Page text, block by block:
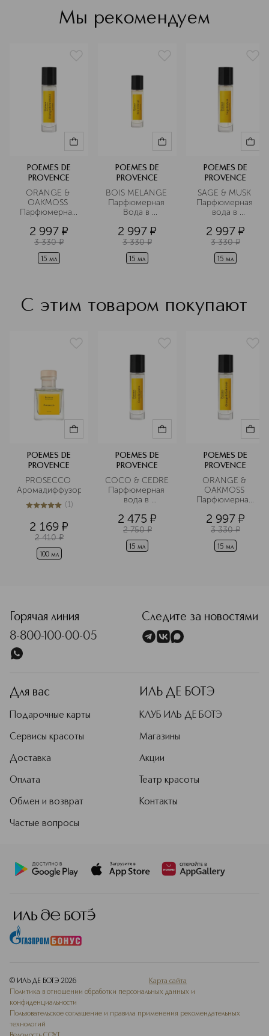
стихи о любви.
Мы рекомендуем
POEMES DE
PROVENCE
ORANGE &
OAKMOSS
Парфюмерная
дорожном
формате
2 997 ¤
3 330 ¤
15 мл
POEMES DE
PROVENCE
BOIS MELANGE
Парфюмерная
Вода в
формате
2 997 ¤
3 330 ¤
15 мл
POEMES DE
PROVENCE
SAGE & MUSK
Парфюмерная
вода в
формате
2 997 ¤
3 330 ¤
15 мл
С этим товаром покупают
POEMES DE
PROVENCE
PROSECCO
Аромадиффузор
5из 51 (1)
2 169 ¤
2 410 ¤
100 мл
POEMES DE
PROVENCE
СOCO & CEDRE
Парфюмерная
вода в
формате
2 475 ¤
2 750 ¤
15 мл
POEMES DE
PROVENCE
ORANGE &
OAKMOSS
Парфюмерная
дорожном
формате
2 997 ¤
3 330 ¤
15 мл
Горячая линия
8-800-100-00-05
Следите за новостями
Для вас
Подарочные карты
Сервисы красоты
Доставка
Оплата
Обмен и возврат
Частые вопросы
ИЛЬ ДЕ БОТЭ
КЛУБ ИЛЬ ДЕ БОТЭ
Магазины
Акции
Театр красоты
Контакты
© ИЛЬ ДЕ БОТЭ 2026
Карта сайта
Политика в отношении обработки персональных данных и
конфиденциальности
Пользовательское соглашение и правила применения рекомендательных
технологий